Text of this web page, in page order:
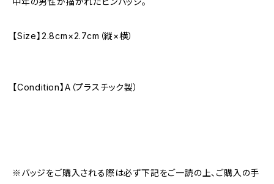
【Size】2.8cm×2.7cm（縦×横）
【Condition】A（プラスチック製）
※バッジをご購入される際は必ず下記をご一読の上、ご購入の手